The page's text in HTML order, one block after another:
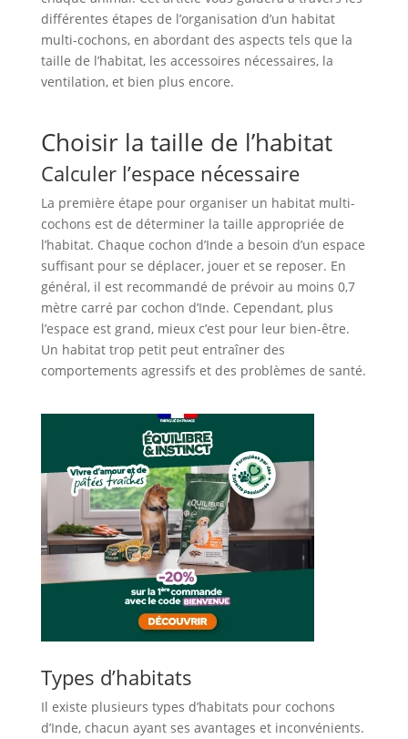
différentes étapes de l’organisation d’un habitat
multi-cochons, en abordant des aspects tels que la
taille de l’habitat, les accessoires nécessaires, la
ventilation, et bien plus encore.
Choisir la taille de l’habitat
Calculer l’espace nécessaire
La première étape pour organiser un habitat multi-
cochons est de déterminer la taille appropriée de
l’habitat. Chaque cochon d’Inde a besoin d’un espace
suffisant pour se déplacer, jouer et se reposer. En
général, il est recommandé de prévoir au moins 0,7
mètre carré par cochon d’Inde. Cependant, plus
l’espace est grand, mieux c’est pour leur bien-être.
Un habitat trop petit peut entraîner des
comportements agressifs et des problèmes de santé.
Types d’habitats
Il existe plusieurs types d’habitats pour cochons
d’Inde, chacun ayant ses avantages et inconvénients.